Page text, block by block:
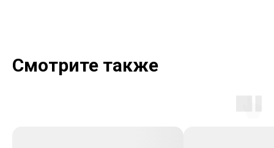
Смотрите также